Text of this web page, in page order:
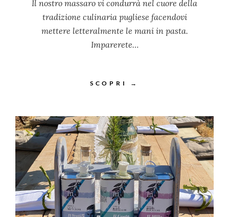
Il nostro massaro vi condurrà nel cuore della
tradizione culinaria pugliese facendovi
mettere letteralmente le mani in pasta.
Imparerete…
SCOPRI →